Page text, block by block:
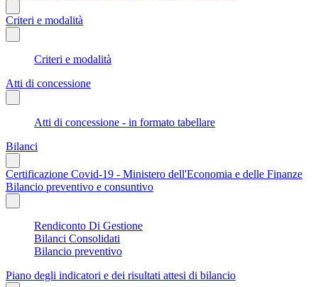
Criteri e modalità
Criteri e modalità
Atti di concessione
Atti di concessione - in formato tabellare
Bilanci
Certificazione Covid-19 - Ministero dell'Economia e delle Finanze
Bilancio preventivo e consuntivo
Rendiconto Di Gestione
Bilanci Consolidati
Bilancio preventivo
Piano degli indicatori e dei risultati attesi di bilancio